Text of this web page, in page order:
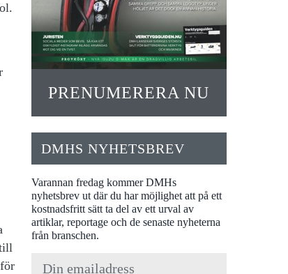
PRENUMERERA NU
DMHS NYHETSBREV
Varannan fredag kommer DMHs
nyhetsbrev ut där du har möjlighet att på ett
kostnadsfritt sätt ta del av ett urval av
artiklar, reportage och de senaste nyheterna
från branschen.